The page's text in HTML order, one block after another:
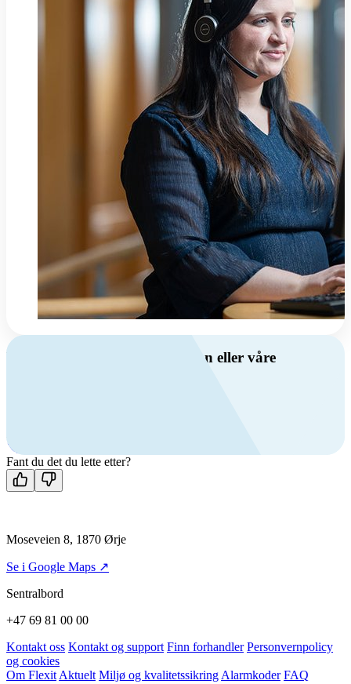
Har du spørsmål om ventilasjon eller våre
Kontakt oss
Fant du det du lette etter?
Moseveien 8, 1870 Ørje
Se i Google Maps ↗
Sentralbord
+47 69 81 00 00
Kontakt oss Kontakt og support Finn forhandler Personvernpolicy
og cookies
Om Flexit Aktuelt Miljø og kvalitetssikring Alarmkoder FAQ